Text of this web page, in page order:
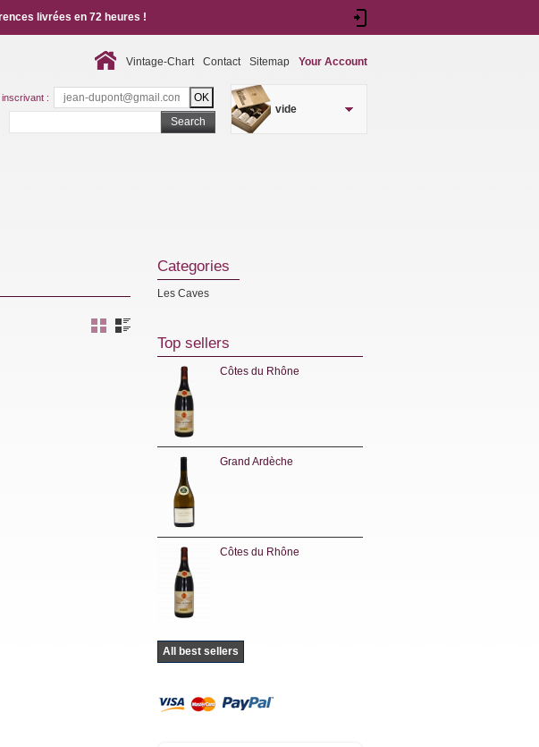
vide
Vintage-Chart Contact Sitemap Your Account
livrées en 72 heures !
Search
:
Categories
Les Caves
Top sellers
Côtes du Rhône
Grand Ardèche
Côtes du Rhône
All best sellers